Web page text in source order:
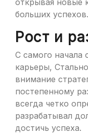
открывая новые
больших успехов.
Рост и
С самого начала
карьеры,
внимание
постепенному
всегда четко
разрабатывал
достичь успеха.